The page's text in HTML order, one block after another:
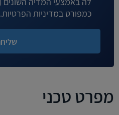
כמפורט במדיניות הפרטיות.
מפרט טכני